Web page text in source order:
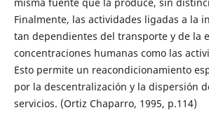
Finalmente, las actividades ligadas a la
tan dependientes del transporte y de la
concentraciones humanas como las
Esto permite un reacondicionamiento
por la descentralización y la dispersión
servicios. (Ortiz Chaparro, 1995, p.114)